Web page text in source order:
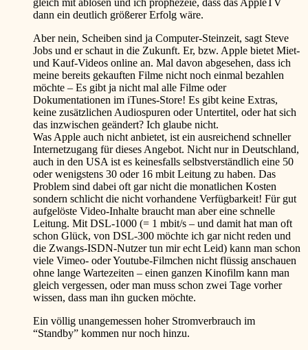
gleich mit ablösen und ich prophezeie, dass das AppleTV
dann ein deutlich größerer Erfolg wäre.
Aber nein, Scheiben sind ja Computer-Steinzeit, sagt Steve
Jobs und er schaut in die Zukunft. Er, bzw. Apple bietet Miet-
und Kauf-Videos online an. Mal davon abgesehen, dass ich
meine bereits gekauften Filme nicht noch einmal bezahlen
möchte – Es gibt ja nicht mal alle Filme oder
Dokumentationen im iTunes-Store! Es gibt keine Extras,
keine zusätzlichen Audiospuren oder Untertitel, oder hat sich
das inzwischen geändert? Ich glaube nicht.
Was Apple auch nicht anbietet, ist ein ausreichend schneller
Internetzugang für dieses Angebot. Nicht nur in Deutschland,
auch in den USA ist es keinesfalls selbstverständlich eine 50
oder wenigstens 30 oder 16 mbit Leitung zu haben. Das
Problem sind dabei oft gar nicht die monatlichen Kosten
sondern schlicht die nicht vorhandene Verfügbarkeit! Für gut
aufgelöste Video-Inhalte braucht man aber eine schnelle
Leitung. Mit DSL-1000 (= 1 mbit/s – und damit hat man oft
schon Glück, von DSL-300 möchte ich gar nicht reden und
die Zwangs-ISDN-Nutzer tun mir echt Leid) kann man schon
viele Vimeo- oder Youtube-Filmchen nicht flüssig anschauen
ohne lange Wartezeiten – einen ganzen Kinofilm kann man
gleich vergessen, oder man muss schon zwei Tage vorher
wissen, dass man ihn gucken möchte.
Ein völlig unangemessen hoher Stromverbrauch im
“Standby” kommen nur noch hinzu.